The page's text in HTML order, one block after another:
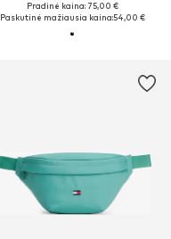
Pradinė kaina: 75,00 €
Paskutinė mažiausia kaina:54,00 €